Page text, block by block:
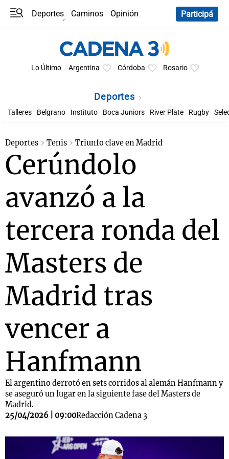
Deportes Caminos
Opinión
Participá
Lo Último Argentina Córdoba Rosario
Deportes
Talleres Belgrano Instituto Boca Juniors River Plate Rugby
Deportes Tenis Triunfo clave en Madrid
Cerúndolo
avanzó a la
tercera ronda del
Masters de
Madrid tras
vencer a
Hanfmann
El argentino derrotó en sets corridos al alemán Hanfmann y
se aseguró un lugar en la siguiente fase del Masters de
Madrid.
25/04/2026 | 09:00Redacción Cadena 3